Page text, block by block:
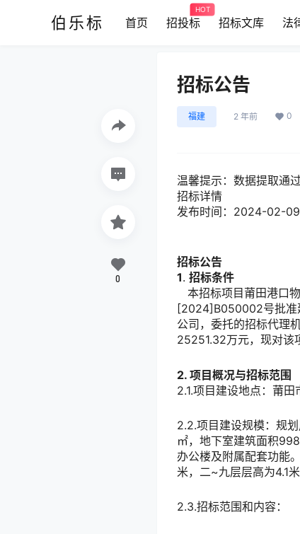
伯乐标 首页 招投标
HOT
招标文库 法
招标公告
福建 2 年前 0
温馨提示： 数据提取通
招标详情
发布时间：2024-02-09
招标公告
1. 招标条件
本招标项目莆田港口
[2024]B050002号批准
公司，委托的招标代理
25251.32万元，现对该
2. 项目概况与招标范围
2.1.项目建设地点：莆
2.2.项目建设规模：规
㎡，地下室建筑面积
办公楼及附属配套功能
米，二~九层层高为4.1
2.3.招标范围和内容：
0